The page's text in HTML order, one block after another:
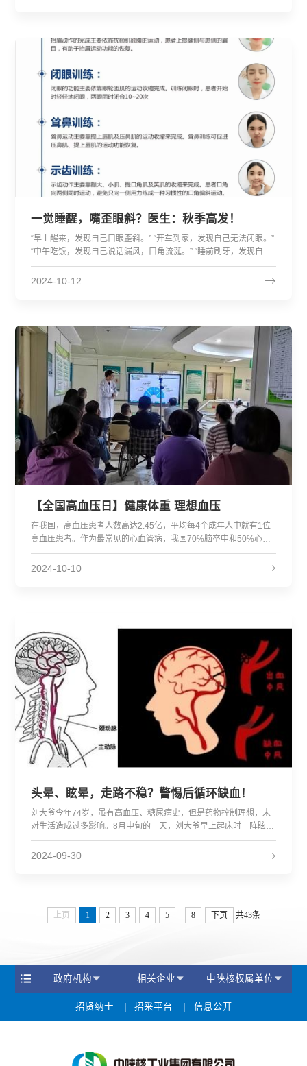
一觉睡醒，嘴歪眼斜？医生：秋季高发！
“早上醒来，发现自己口眼歪斜。” “开车到家，发现自己无法闭眼。”
“中午吃饭，发现自己说话漏风，口角流涎。” “睡前刷牙，发现自己
不能皱眉、鼓腮。” 如果出现以上情况，那么要注意了，你可能被
“容貌杀手”—...
2024-10-12
【全国高血压日】健康体重 理想血压
在我国，高血压患者人数高达2.45亿，平均每4个成年人中就有1位
高血压患者。作为最常见的心血管病，我国70%脑卒中和50%心肌
梗死与高血压有关，由它引发的心脏问题、脑血管问题、肾脏问
题，都是高血压的“受害者”。 2024年10月8日是第27个全国高血压
2024-10-10
头晕、眩晕，走路不稳？警惕后循环缺血！
刘大爷今年74岁，虽有高血压、糖尿病史，但是药物控制理想，未
对生活造成过多影响。8月中旬的一天，刘大爷早上起床时一阵眩
晕，随即出现恶心、呕吐症状，家人赶忙将他送至二一五医院就
诊。 入院时，刘大爷已呈嗜睡状，...
2024-09-30
上页 1 2 3 4 5 8 下页 共43条
政府机构 相关企业 中陕核权属单位
招贤纳士 招采平台 信息公开